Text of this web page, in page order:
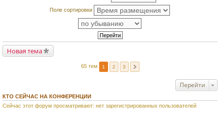
Поле сортировки
Новая тема
65 тем 1 2 3
Перейти
КТО СЕЙЧАС НА КОНФЕРЕНЦИИ
Сейчас этот форум просматривают: нет зарегистрированных пользователей